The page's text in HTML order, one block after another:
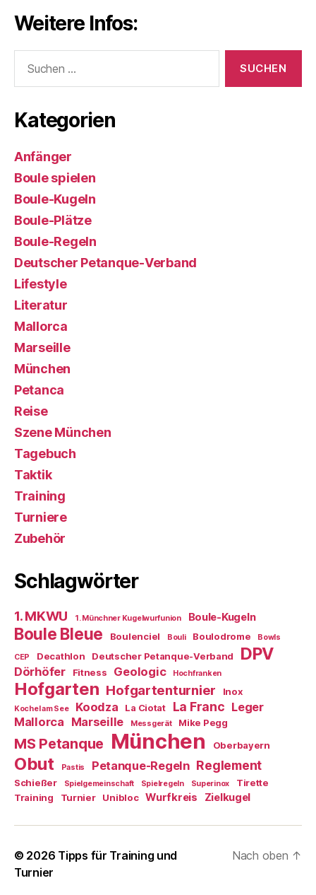
Weitere Infos:
nach:
Kategorien
Anfänger
Boule spielen
Boule-Kugeln
Boule-Plätze
Boule-Regeln
Deutscher Petanque-Verband
Lifestyle
Literatur
Mallorca
Marseille
München
Petanca
Reise
Szene München
Tagebuch
Taktik
Training
Turniere
Zubehör
Schlagwörter
1. MKWU 1. Münchner Kugelwurfunion Boule-Kugeln
Boule Bleue Boulenciel Bouli Boulodrome Bowls
CEP Decathlon Deutscher Petanque-Verband DPV
Dörhöfer Fitness Geologic Hochfranken
Hofgarten Hofgartenturnier Inox
Kochel am See Koodza La Ciotat La Franc Leger
Mallorca Marseille Messgerät Mike Pegg
MS Petanque München Oberbayern
Obut Pastis Petanque-Regeln Reglement
Schießer Spielgemeinschaft Spielregeln Superinox
Tirette
Training
Turnier Unibloc Wurfkreis Zielkugel
© 2026 Tipps für Training und
Turnier
Nach oben ↑